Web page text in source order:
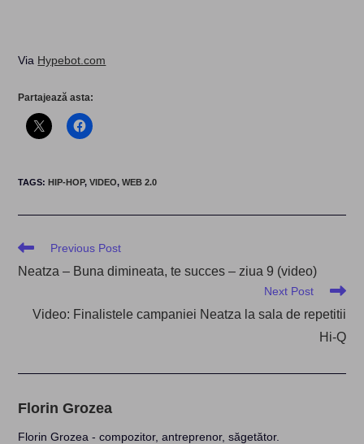
Via Hypebot.com
Partajează asta:
TAGS:HIP-HOP, VIDEO, WEB 2.0
Read
articles
Previous Post
Neatza – Buna dimineata, te succes – ziua 9 (video)
Next Post
Video: Finalistele campaniei Neatza la sala de repetitii
Hi-Q
Florin Grozea
Florin Grozea - compozitor, antreprenor, săgetător.